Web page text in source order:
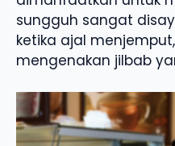
sungguh sangat
ketika ajal
mengenakan jilbab